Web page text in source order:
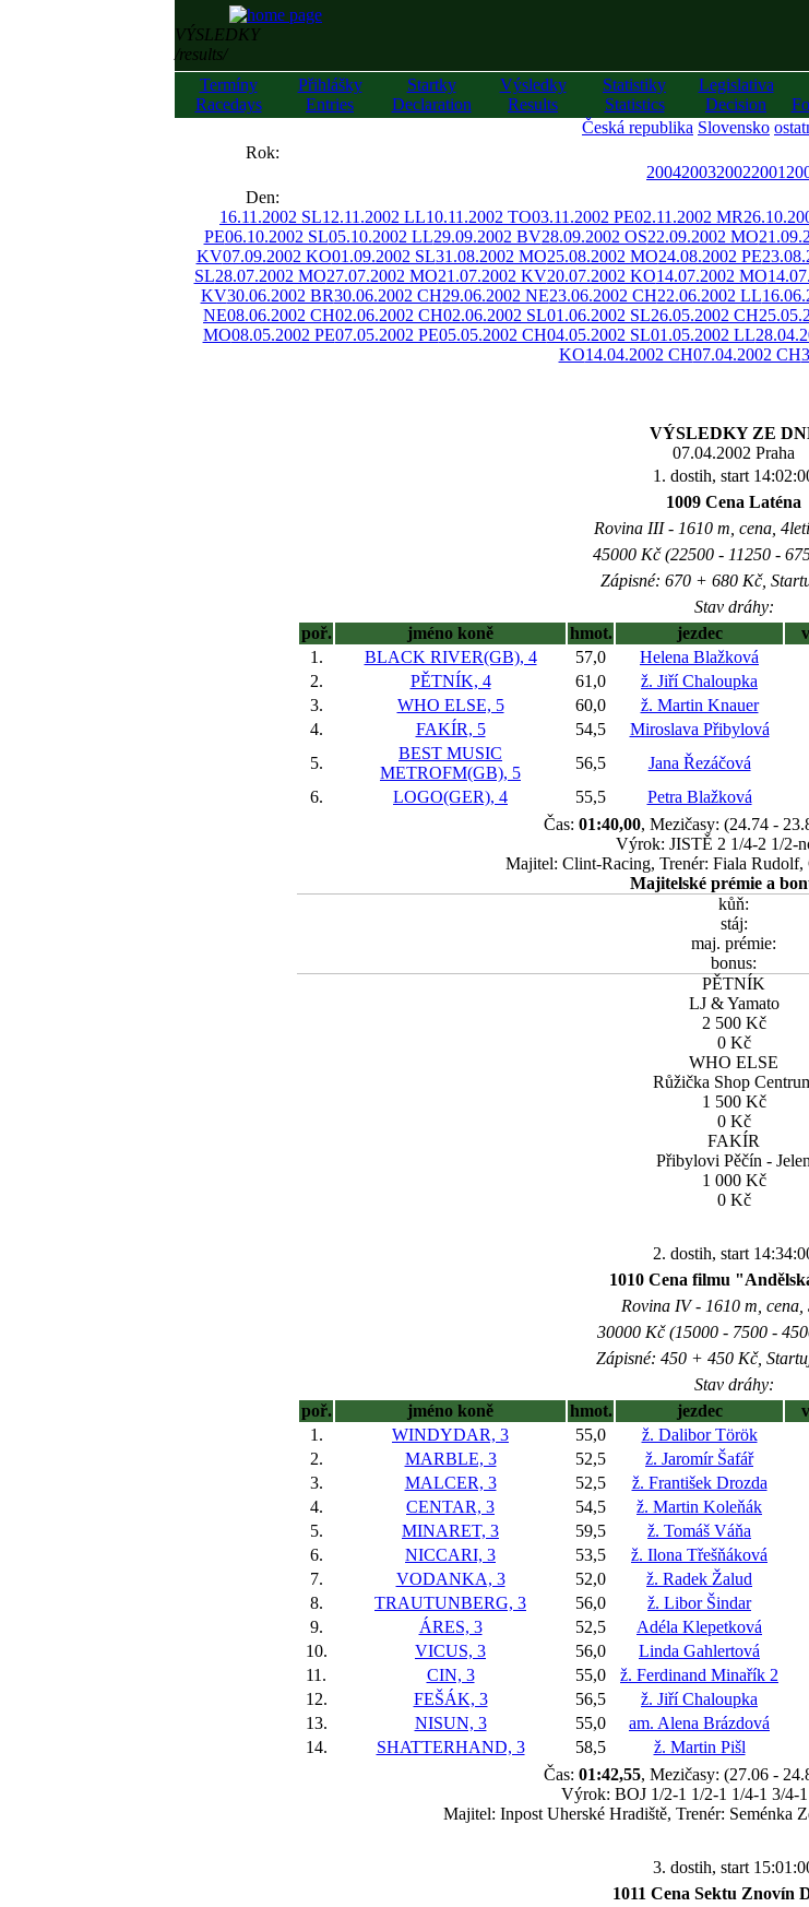
VÝSLEDKY
/results/
Termíny
Racedays
Přihlášky
Entries
Startky
Declaration
Výsledky
Results
Statistiky
Statistics
Legislativa
Decision
Česká republika Slovensko
Rok:
2004200320022001
Den:
16.11.2002 SL12.11.2002 LL10.11.2002 TO03.11.2002 PE02.11.2002 MR
PE06.10.2002 SL05.10.2002 LL29.09.2002 BV28.09.2002 OS22.09.2002 MO
KV07.09.2002 KO01.09.2002 SL31.08.2002 MO25.08.2002 MO24.08.2002 PE
SL28.07.2002 MO27.07.2002 MO21.07.2002 KV20.07.2002 KO14.07.2002 MO
KV30.06.2002 BR30.06.2002 CH29.06.2002 NE23.06.2002 CH22.06.2002 LL
NE08.06.2002 CH02.06.2002 CH02.06.2002 SL01.06.2002 SL26.05.2002 CH
MO08.05.2002 PE07.05.2002 PE05.05.2002 CH04.05.2002 SL01.05.2002 LL
KO14.04.2002 CH07.04.2002 CH
VÝSLEDKY ZE
07.04.2002 Praha
1. dostih, start
1009 Cena Laténa
Rovina III - 1610 m, cena,
45000 Kč (22500 - 11250 -
Zápisné: 670 + 680 Kč,
Stav dráhy:
poř.
jméno koně hmot. jezdec
1.
BLACK RIVER(GB), 4 57,0 Helena Blažková
2.
PĚTNÍK, 4 61,0 ž. Jiří Chaloupka
3.
WHO ELSE, 5 60,0 ž. Martin Knauer
4.
FAKÍR, 5 54,5 Miroslava Přibylová
5.
BEST MUSIC
METROFM(GB), 5
56,5 Jana Řezáčová
6.
LOGO(GER), 4 55,5 Petra Blažková
Čas: 01:40,00, Mezičasy: (24.74 -
Výrok: JISTĚ 2 1/4-2 1/2-
Majitel: Clint-Racing, Trenér: Fiala
Majitelské prémie a
kůň:
stáj:
maj. prémie:
bonus:
PĚTNÍK
LJ & Yamato
2 500 Kč
0 Kč
WHO ELSE
Růžička Shop
1 500 Kč
0 Kč
FAKÍR
Přibylovi Pěčín - Jelen
1 000 Kč
0 Kč
2. dostih, start
1010 Cena filmu
Rovina IV - 1610 m, cena,
30000 Kč (15000 - 7500 -
Zápisné: 450 + 450 Kč,
Stav dráhy:
poř.
jméno koně hmot. jezdec
1.
WINDYDAR, 3 55,0 ž. Dalibor Török
2.
MARBLE, 3 52,5 ž. Jaromír Šafář
3.
MALCER, 3 52,5 ž. František Drozda
4.
CENTAR, 3 54,5 ž. Martin Koleňák
5.
MINARET, 3 59,5 ž. Tomáš Váňa
6.
NICCARI, 3 53,5 ž. Ilona Třešňáková
7.
VODANKA, 3 52,0 ž. Radek Žalud
8.
TRAUTUNBERG, 3 56,0 ž. Libor Šindar
9.
ÁRES, 3 52,5 Adéla Klepetková
10.
VICUS, 3 56,0 Linda Gahlertová
11.
CIN, 3 55,0 ž. Ferdinand Minařík 2
12.
FEŠÁK, 3 56,5 ž. Jiří Chaloupka
13.
NISUN, 3 55,0 am. Alena Brázdová
14.
SHATTERHAND, 3 58,5 ž. Martin Pišl
Čas: 01:42,55, Mezičasy: (27.06 -
Výrok: BOJ 1/2-1 1/2-1 1/4-1 3/4-
Majitel: Inpost Uherské Hradiště, Trenér: Seménka
3. dostih, start
1011 Cena Sektu Znovín